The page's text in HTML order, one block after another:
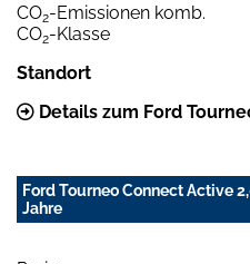
CO2-Emissionen komb.
CO2-Klasse
Standort
Details zum Ford
Ford Tourneo Connect Active
Jahre